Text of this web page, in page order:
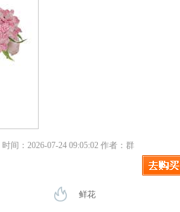
时间：2026-07-24 09:05:02 作者：群
鲜花